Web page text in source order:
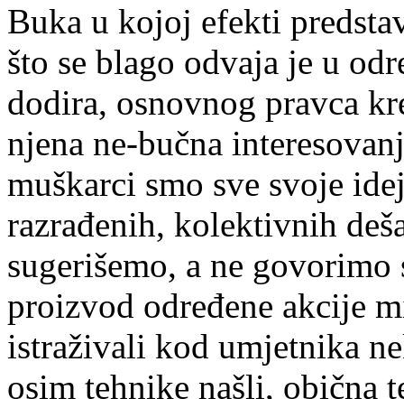
Buka u kojoj efekti
što se blago odvaja je u
dodira, osnovnog pravca
njena ne-bučna
muškarci smo sve svoje
razrađenih, kolektivnih
sugerišemo, a ne
proizvod određene akcije
istraživali kod umjetnika
osim tehnike našli, obična